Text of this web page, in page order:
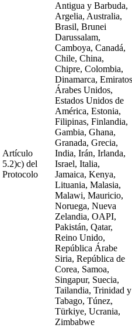
Artículo
5.2)c) del
Protocolo
Antigua y Barbuda,
Argelia, Australia,
Brasil, Brunei
Darussalam,
Camboya, Canadá,
Chile, China,
Chipre, Colombia,
Dinamarca, Emiratos
Árabes Unidos,
Estados Unidos de
América, Estonia,
Filipinas, Finlandia,
Gambia, Ghana,
Granada, Grecia,
India, Irán, Irlanda,
Israel, Italia,
Jamaica, Kenya,
Lituania, Malasia,
Malawi, Mauricio,
Noruega, Nueva
Zelandia, OAPI,
Pakistán, Qatar,
Reino Unido,
República Árabe
Siria, República de
Corea, Samoa,
Singapur, Suecia,
Tailandia, Trinidad y
Tabago, Túnez,
Türkiye, Ucrania,
Zimbabwe